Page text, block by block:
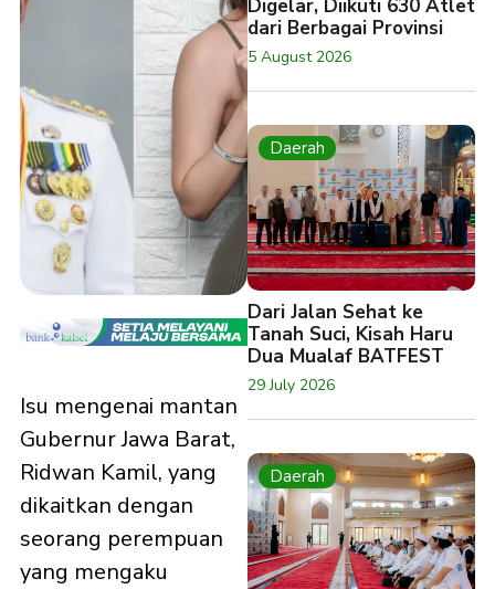
Isu mengenai mantan
Gubernur Jawa Barat,
Ridwan Kamil, yang
dikaitkan dengan
seorang perempuan
yang mengaku
Digelar, Diikuti 630 Atlet
dari Berbagai Provinsi
5 August 2026
Daerah
Dari Jalan Sehat ke
Tanah Suci, Kisah Haru
Dua Mualaf BATFEST
29 July 2026
Daerah